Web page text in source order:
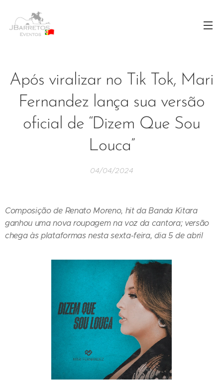
Após viralizar no Tik Tok, Mari
Fernandez lança sua versão
oficial de “Dizem Que Sou
Louca”
04/04/2024
Composição de Renato Moreno, hit da Banda Kitara
ganhou uma nova roupagem na voz da cantora; versão
chega às plataformas nesta sexta-feira, dia 5 de abril